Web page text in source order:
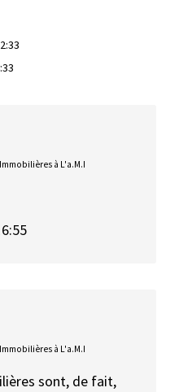
à L'a.M.I
à L'a.M.I
sont, de fait,